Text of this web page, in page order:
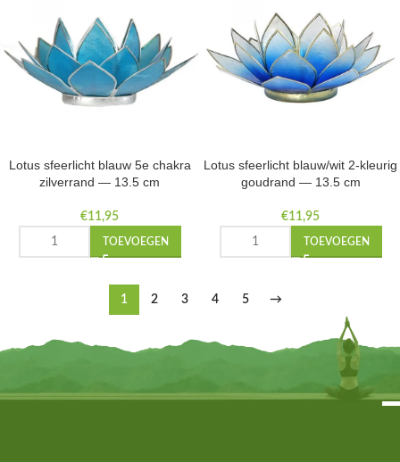
Lotus sfeerlicht blauw 5e chakra
zilverrand — 13.5 cm
€11,95
TOEVOEGEN
Lotus sfeerlicht blauw/wit 2-kleurig
goudrand — 13.5 cm
€11,95
TOEVOEGEN
1 2 3 4 5 →